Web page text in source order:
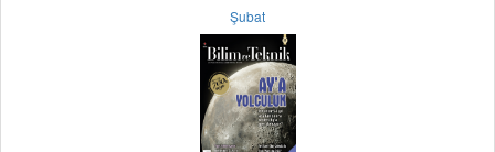
Şubat